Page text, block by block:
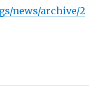
news/archive/2